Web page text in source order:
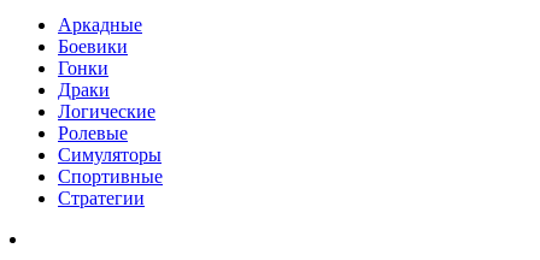
Аркадные
Боевики
Гонки
Драки
Логические
Ролевые
Симуляторы
Спортивные
Стратегии